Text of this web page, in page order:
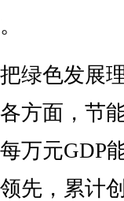
色发展
方面，节
万元GDP
先，累计